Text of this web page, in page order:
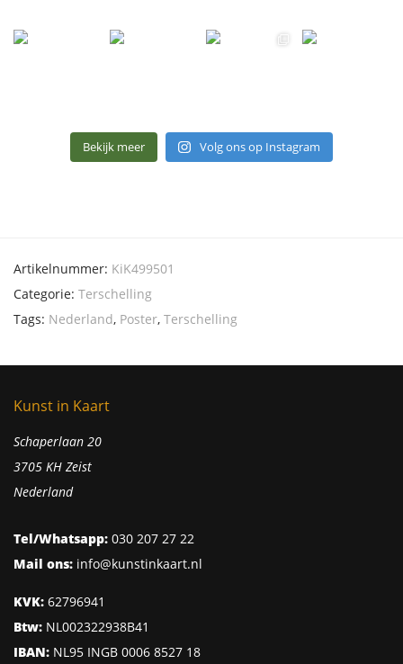
Bekijk meer Volg ons op Instagram
Artikelnummer: KiK499501
Categorie: Terschelling
Tags: Nederland, Poster, Terschelling
Kunst in Kaart
Schaperlaan 20
3705 KH Zeist
Nederland
Tel/Whatsapp: 030 207 27 22
Mail ons: info@kunstinkaart.nl
KVK: 62796941
Btw: NL002322938B41
IBAN: NL95 INGB 0006 8527 18